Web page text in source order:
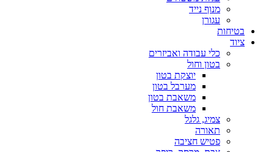
מנוף נייד
עגורן
בטיחות
ציוד
כלי עבודה ואביזרים
בטון וחול
יוצקת בטון
מערבל בטון
משאבת בטון
משאבת חול
צמיג, גלגל
תאורה
פטיש חציבה